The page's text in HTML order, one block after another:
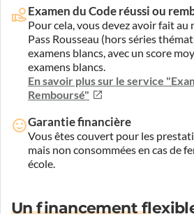
Examen du Code réussi ou
Pour cela, vous devez avoir fait au
Pass Rousseau (hors séries
examens blancs, avec un score
examens blancs.
En savoir plus sur le service
Remboursé"
Garantie financière
Vous êtes couvert pour les
mais non consommées en cas de
école.
Un financement